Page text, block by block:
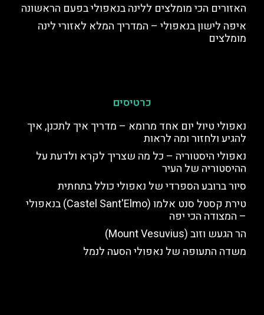
האזורים הכי מומלצים ללינה בנאפולי בפעם הראשונה
איפה לישון בנאפולי – המדריך המלא לאזורי לינה
מומלצים
כרטיסים
נאפולי טיול יום אחד מרומא – מדריך איך לתכנן, איך
להגיע ולחזור ומה לראות
נאפולי היסטוריה – כל מה שצריך לקרא ולדעת על
ההיסטוריה של העיר
סיור ברובע הספרדי של נאפולי כולל בתחתית
טירת קסטל סנט אלמו (Castel Sant'Elmo) בנאפולי
– המצודה הכי יפה
הר הגעש וזוב (Mount Vesuvius)
משדה התעופה של נאפולי הסעה לנמל